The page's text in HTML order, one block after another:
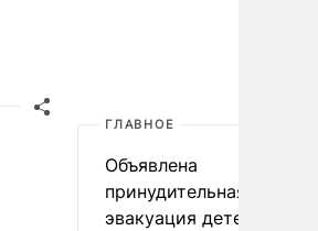
ГЛАВНОЕ
Объявлена
принудительная
эвакуация детей в